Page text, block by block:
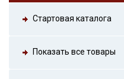
Стартовая каталога
Показать все товары